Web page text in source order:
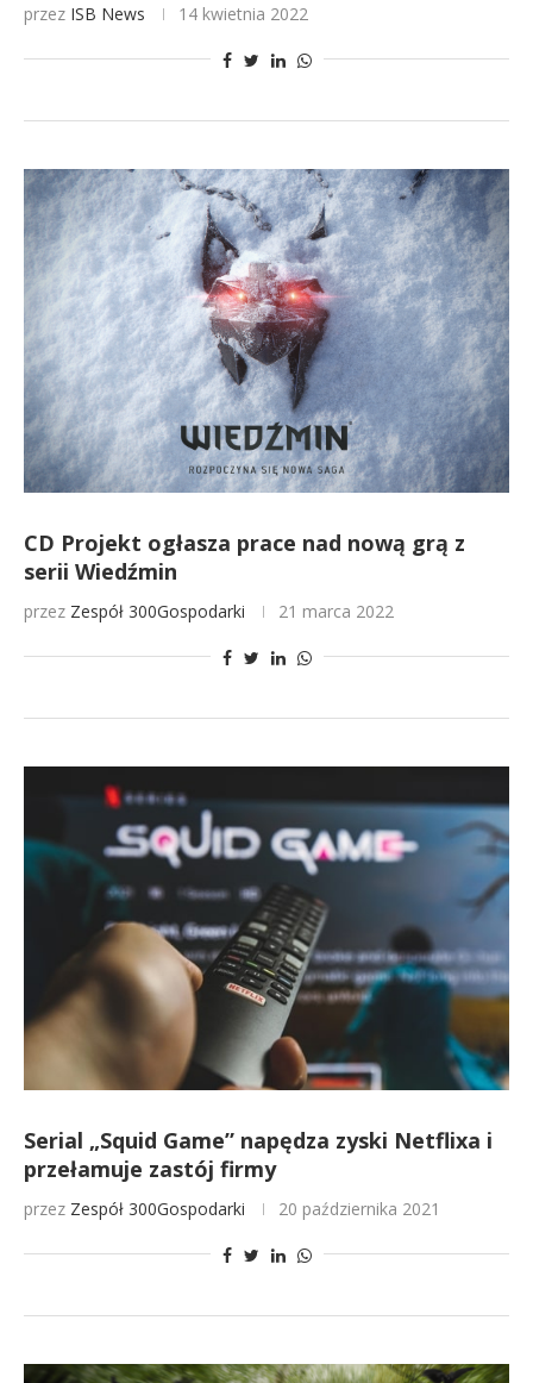
przez ISB News 14 kwietnia 2022
CD Projekt ogłasza prace nad nową grą z
serii Wiedźmin
przez Zespół 300Gospodarki 21 marca 2022
Serial „Squid Game” napędza zyski Netflixa i
przełamuje zastój firmy
przez Zespół 300Gospodarki 20 października 2021